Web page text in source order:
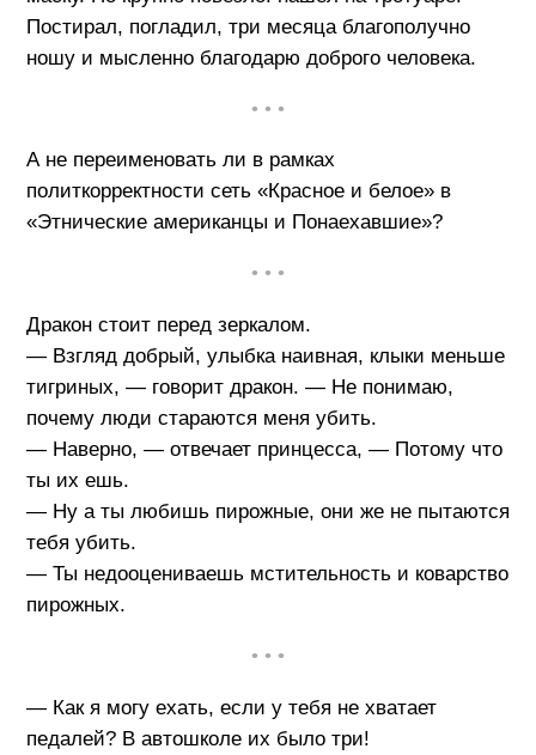
Постирал, погладил, три месяца благополучно
ношу и мысленно благодарю доброго человека.
• • •
А не переименовать ли в рамках
политкорректности сеть «Красное и белое» в
«Этнические американцы и Понаехавшие»?
• • •
Дракон стоит перед зеркалом.
— Взгляд добрый, улыбка наивная, клыки меньше
тигриных, — говорит дракон. — Не понимаю,
почему люди стараются меня убить.
— Наверно, — отвечает принцесса, — Потому что
ты их ешь.
— Ну а ты любишь пирожные, они же не пытаются
тебя убить.
— Ты недооцениваешь мстительность и коварство
пирожных.
• • •
— Как я могу ехать, если у тебя не хватает
педалей? В автошколе их было три!